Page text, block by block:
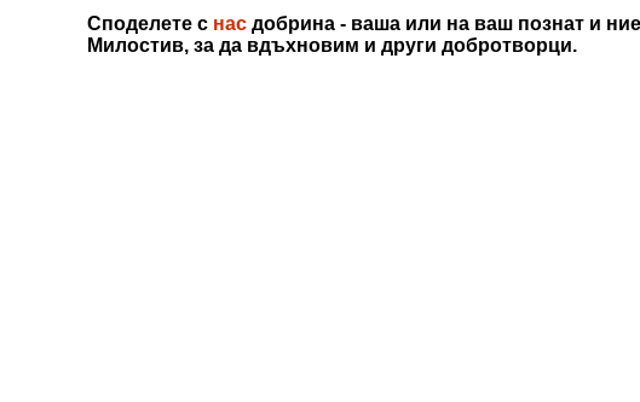
Споделете с нас добрина - ваша или на ваш познат и
Милостив, за да вдъхновим и други добротворци.